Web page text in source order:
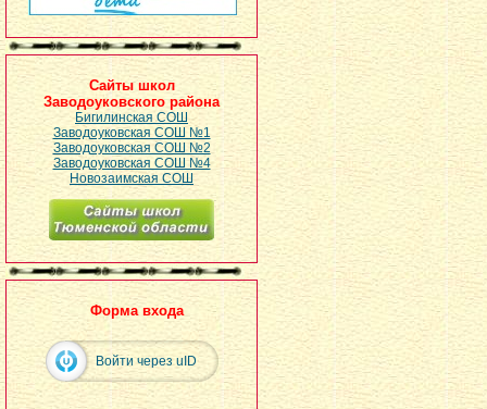
Сайты школ
Заводоуковского района
Бигилинская СОШ
Заводоуковская СОШ №1
Заводоуковская СОШ №2
Заводоуковская СОШ №4
Новозаимская СОШ
Форма входа
Войти через uID